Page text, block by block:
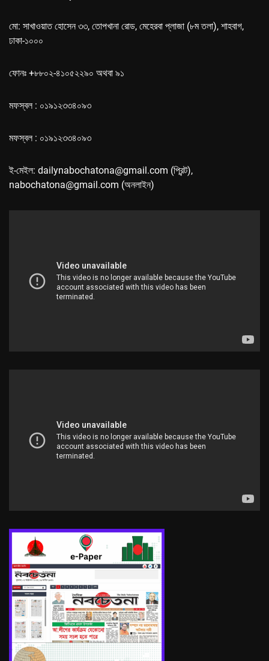
মো: সাখাওয়াত হোসেন ৩৩, তোপখানা রোড, মেহেরবা প্লাজা (৮ম তলা), শাহবাগ,
ঢাকা-১০০০
ফোনঃ +৮৮০২-৪১০৫২২৯০ অথবা ৯১
মফস্বল : ০১৯১২৩৩৪০৯৩
মফস্বল : ০১৯১২৩৩৪০৯৩
ই-মেইল: dailynabochatona@gmail.com (প্রিন্ট),
nabochatona@gmail.com (অনলাইন)